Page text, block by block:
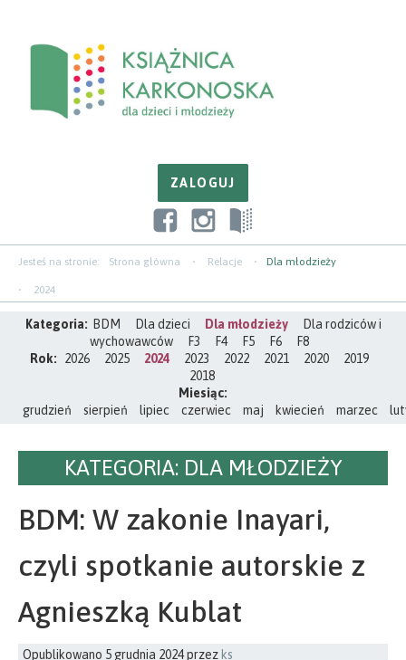
zawartości
nawigacji
paska
Jesteś na stronie: Strona główna Relacje Dla młodzieży
2024
Kategoria: BDM Dla dzieci Dla młodzieży
Dla rodziców i
wychowawców
F3 F4 F5 F6
F8
Rok:
2026 2025 2024 2023 2022 2021 2020
2019
2018
Miesiąc:
grudzień
sierpień lipiec czerwiec maj kwiecień marzec
KATEGORIA: DLA MŁODZIEŻY
BDM: W zakonie Inayari,
czyli spotkanie autorskie z
Agnieszką Kublat
Opublikowano 5 grudnia 2024przez ks